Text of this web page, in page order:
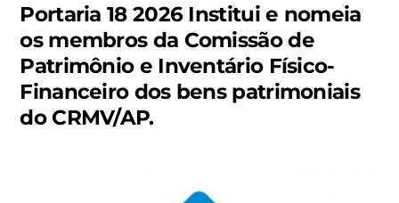
Portaria 18 2026 Institui e nomeia
os membros da Comissão de
Patrimônio e Inventário Físico-
Financeiro dos bens patrimoniais
do CRMV/AP.